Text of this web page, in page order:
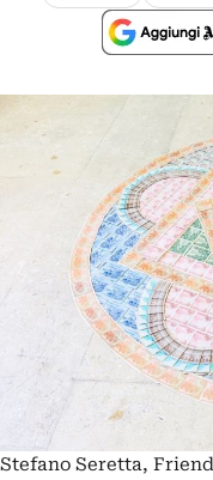
Stefano Seretta,